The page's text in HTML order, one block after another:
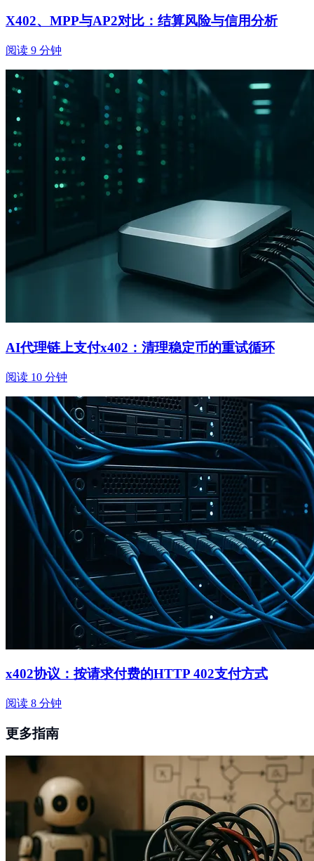
X402、MPP与AP2对比：结算风险与信用分析
阅读 9 分钟
AI代理链上支付x402：清理稳定币的重试循环
阅读 10 分钟
x402协议：按请求付费的HTTP 402支付方式
阅读 8 分钟
更多指南